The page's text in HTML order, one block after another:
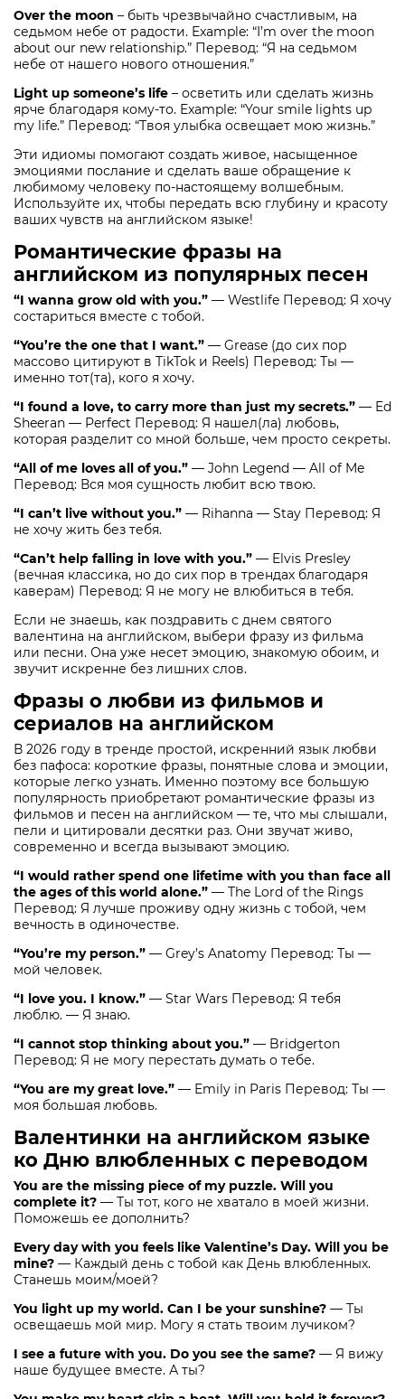
Over the moon – быть чрезвычайно счастливым, на
седьмом небе от радости. Example: “I’m over the moon
about our new relationship.” Перевод: “Я на седьмом
небе от нашего нового отношения.”
Light up someone’s life – осветить или сделать жизнь
ярче благодаря кому-то. Example: “Your smile lights up
my life.” Перевод: “Твоя улыбка освещает мою жизнь.”
Эти идиомы помогают создать живое, насыщенное
эмоциями послание и сделать ваше обращение к
любимому человеку по-настоящему волшебным.
Используйте их, чтобы передать всю глубину и красоту
ваших чувств на английском языке!
Романтические фразы на
английском из популярных песен
“I wanna grow old with you.” — Westlife Перевод: Я хочу
состариться вместе с тобой.
“You’re the one that I want.” — Grease (до сих пор
массово цитируют в TikTok и Reels) Перевод: Ты —
именно тот(та), кого я хочу.
“I found a love, to carry more than just my secrets.” — Ed
Sheeran — Perfect Перевод: Я нашел(ла) любовь,
которая разделит со мной больше, чем просто секреты.
“All of me loves all of you.” — John Legend — All of Me
Перевод: Вся моя сущность любит всю твою.
“I can’t live without you.” — Rihanna — Stay Перевод: Я
не хочу жить без тебя.
“Can’t help falling in love with you.” — Elvis Presley
(вечная классика, но до сих пор в трендах благодаря
каверам) Перевод: Я не могу не влюбиться в тебя.
Если не знаешь, как поздравить с днем святого
валентина на английском, выбери фразу из фильма
или песни. Она уже несет эмоцию, знакомую обоим, и
звучит искренне без лишних слов.
Фразы о любви из фильмов и
сериалов на английском
В 2026 году в тренде простой, искренний язык любви
без пафоса: короткие фразы, понятные слова и эмоции,
которые легко узнать. Именно поэтому все большую
популярность приобретают романтические фразы из
фильмов и песен на английском — те, что мы слышали,
пели и цитировали десятки раз. Они звучат живо,
современно и всегда вызывают эмоцию.
“I would rather spend one lifetime with you than face all
the ages of this world alone.” — The Lord of the Rings
Перевод: Я лучше проживу одну жизнь с тобой, чем
вечность в одиночестве.
“You’re my person.” — Grey’s Anatomy Перевод: Ты —
мой человек.
“I love you. I know.” — Star Wars Перевод: Я тебя
люблю. — Я знаю.
“I cannot stop thinking about you.” — Bridgerton
Перевод: Я не могу перестать думать о тебе.
“You are my great love.” — Emily in Paris Перевод: Ты —
моя большая любовь.
Валентинки на английском языке
ко Дню влюбленных с переводом
You are the missing piece of my puzzle. Will you
complete it? — Ты тот, кого не хватало в моей жизни.
Поможешь ее дополнить?
Every day with you feels like Valentine’s Day. Will you be
mine? — Каждый день с тобой как День влюбленных.
Станешь моим/моей?
You light up my world. Can I be your sunshine? — Ты
освещаешь мой мир. Могу я стать твоим лучиком?
I see a future with you. Do you see the same? — Я вижу
наше будущее вместе. А ты?